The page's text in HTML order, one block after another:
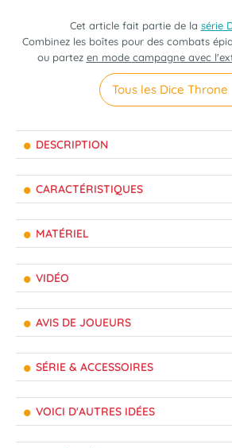
Cet article fait partie de la série
Combinez les boîtes pour des combats
ou partez en mode campagne avec
Tous les Dice Throne
DESCRIPTION
CARACTÉRISTIQUES
MATÉRIEL
VIDÉO
AVIS DE JOUEURS
SÉRIE & ACCESSOIRES
VOICI D'AUTRES IDÉES